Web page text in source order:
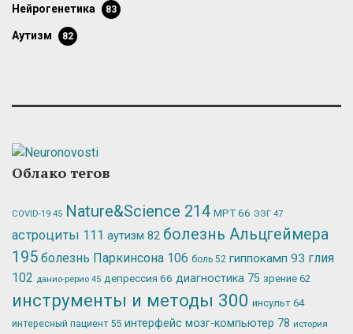
нейрогенетика 83
аутизм 82
Облако тегов
COVID-19 45 Nature&Science 214 МРТ66 ЭЭГ 47
астроциты 111 аутизм 82 болезнь Альцгеймера
195 болезнь Паркинсона 106 боль 52 гиппокамп 93 глия
102 данио-рерио 45 депрессия 66 диагностика 75 зрение 62
инструменты и методы 300 инсульт 64
интересный пациент 55 интерфейс мозг-компьютер 78 история